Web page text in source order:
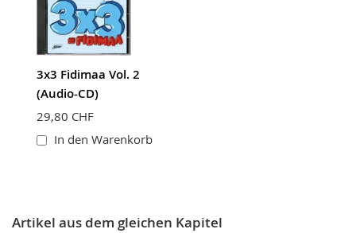
3x3 Fidimaa Vol. 2
(Audio-CD)
29,80 CHF
In den Warenkorb
Artikel aus dem gleichen Kapitel